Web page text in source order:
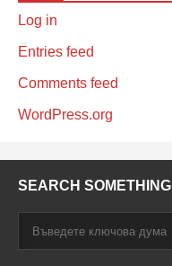
Log in
Entries feed
Comments feed
WordPress.org
SEARCH SOMETHING